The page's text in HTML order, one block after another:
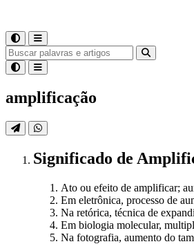
amplificação
Significado de
Ato ou efeito de amplificar;
Em eletrônica, processo de
Na retórica, técnica de
Em biologia molecular,
Na fotografia, aumento do